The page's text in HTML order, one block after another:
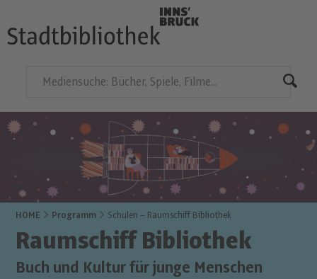
HOME Programm Schulen – Raumschiff Bibliothek
Raumschiff Bibliothek
Buch und Kultur für junge Menschen